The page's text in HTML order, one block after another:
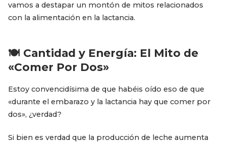
vamos a destapar un montón de mitos relacionados
con la alimentación en la lactancia.
🍽️ Cantidad y Energía: El Mito de
«Comer Por Dos»
Estoy convencidísima de que habéis oído eso de que
«durante el embarazo y la lactancia hay que comer por
dos», ¿verdad?
Si bien es verdad que la producción de leche aumenta